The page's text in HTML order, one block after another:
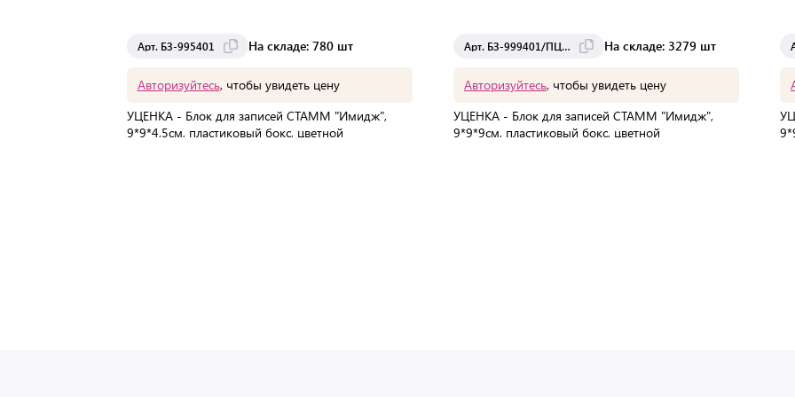
Арт. БЗ-995401 На складе: 780 шт
Авторизуйтесь, чтобы увидеть цену
УЦЕНКА - Блок для записей СТАММ "Имидж",
9*9*4,5см, пластиковый бокс, цветной
Арт. БЗ-999401/ПЦ41 На складе: 3279 шт
Авторизуйтесь, чтобы увидеть цену
УЦЕНКА - Блок для записей СТАММ "Имидж",
9*9*9см, пластиковый бокс, цветной